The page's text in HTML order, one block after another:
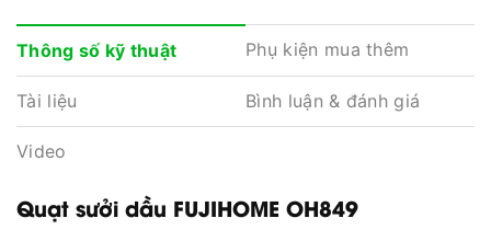
Thông số kỹ thuật Phụ kiện mua thêm
Tài liệu Bình luận & đánh giá
Video
Quạt sưởi dầu FUJIHOME OH849